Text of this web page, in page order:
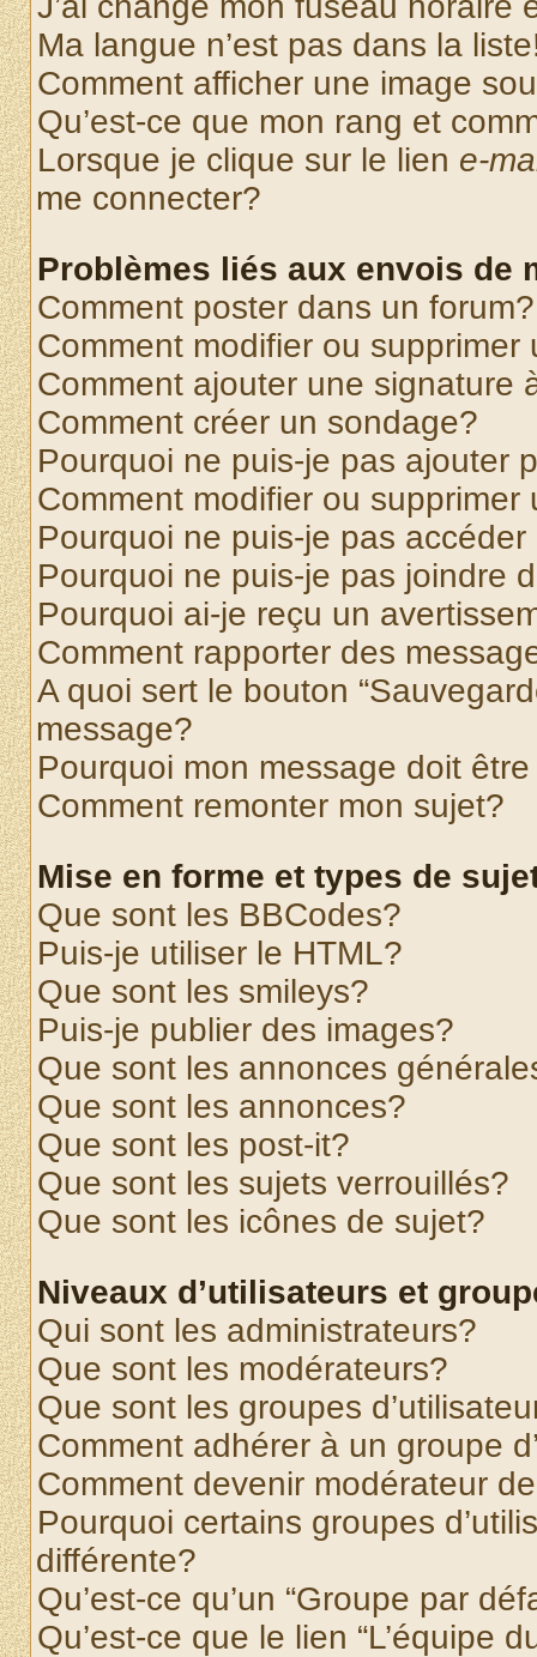
Ma langue n’est pas dans la
Comment afficher une image
Qu’est-ce que mon rang et
Lorsque je clique sur le lien e-
me connecter?
Problèmes liés aux envois de
Comment poster dans un forum?
Comment modifier ou supprimer
Comment ajouter une signature
Comment créer un sondage?
Pourquoi ne puis-je pas ajouter
Comment modifier ou supprimer
Pourquoi ne puis-je pas
Pourquoi ne puis-je pas joindre
Pourquoi ai-je reçu un
Comment rapporter des
A quoi sert le bouton
message?
Pourquoi mon message doit
Comment remonter mon sujet?
Mise en forme et types de
Que sont les BBCodes?
Puis-je utiliser le HTML?
Que sont les smileys?
Puis-je publier des images?
Que sont les annonces
Que sont les annonces?
Que sont les post-it?
Que sont les sujets verrouillés?
Que sont les icônes de sujet?
Niveaux d’utilisateurs et
Qui sont les administrateurs?
Que sont les modérateurs?
Que sont les groupes
Comment adhérer à un groupe
Comment devenir modérateur
Pourquoi certains groupes
différente?
Qu’est-ce qu’un “Groupe par
Qu’est-ce que le lien “L’équipe